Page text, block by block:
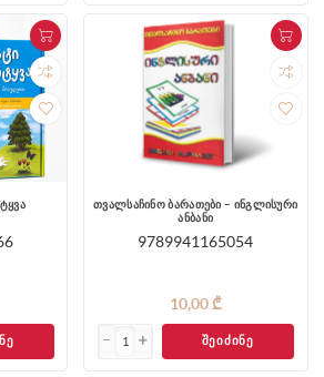
თვალსაჩინო ბარათები – ინგლისური
ანბანი
9789941165054
10,00 ₾
ᲨᲔᲘᲫᲘᲜᲔ